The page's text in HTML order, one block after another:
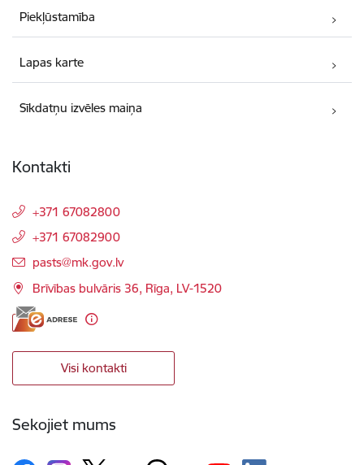
Piekļūstamība
Lapas karte
Sīkdatņu izvēles maiņa
Kontakti
+371 67082800
+371 67082900
E-pasts:
pasts@mk.gov.lv
Brīvības bulvāris 36, Rīga, LV-1520
Visi kontakti
Sekojiet mums